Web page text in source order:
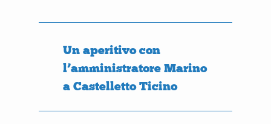
Un aperitivo con
l’amministratore Marino
a Castelletto Ticino